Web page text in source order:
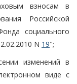
взносам в
Российской
социального
N 19";
изменений в
виде с